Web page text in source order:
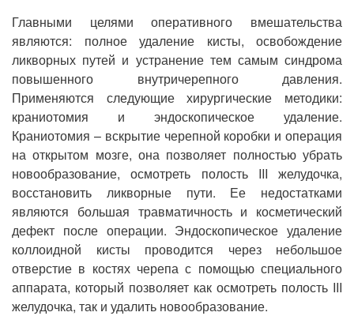
Главными целями оперативного вмешательства
являются: полное удаление кисты, освобождение
ликворных путей и устранение тем самым синдрома
повышенного внутричерепного давления.
Применяются следующие хирургические методики:
краниотомия и эндоскопическое удаление.
Краниотомия – вскрытие черепной коробки и операция
на открытом мозге, она позволяет полностью убрать
новообразование, осмотреть полость III желудочка,
восстановить ликворные пути. Ее недостатками
являются большая травматичность и косметический
дефект после операции. Эндоскопическое удаление
коллоидной кисты проводится через небольшое
отверстие в костях черепа с помощью специального
аппарата, который позволяет как осмотреть полость III
желудочка, так и удалить новообразование.